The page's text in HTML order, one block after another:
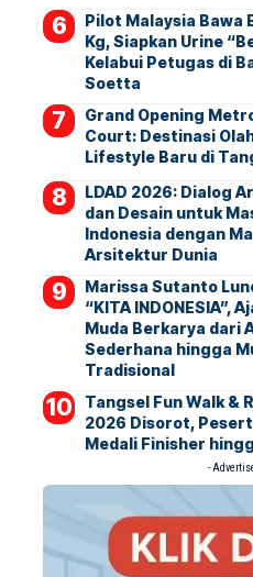
Pilot Malaysia Bawa
Kg, Siapkan Urine
Kelabui Petugas di
Soetta
Grand Opening
Court: Destinasi
Lifestyle Baru di
LDAD 2026: Dialog
dan Desain untuk
Indonesia dengan
Arsitektur Dunia
Marissa Sutanto
“KITA INDONESIA”,
Muda Berkarya dari
Sederhana hingga
Tradisional
Tangsel Fun Walk &
2026 Disorot,
Medali Finisher
-